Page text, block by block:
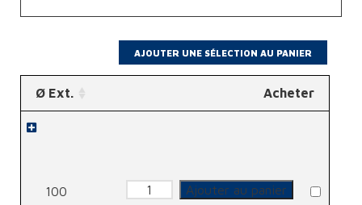
Ø Ext. Acheter
100 quantité
deAjouter au panier